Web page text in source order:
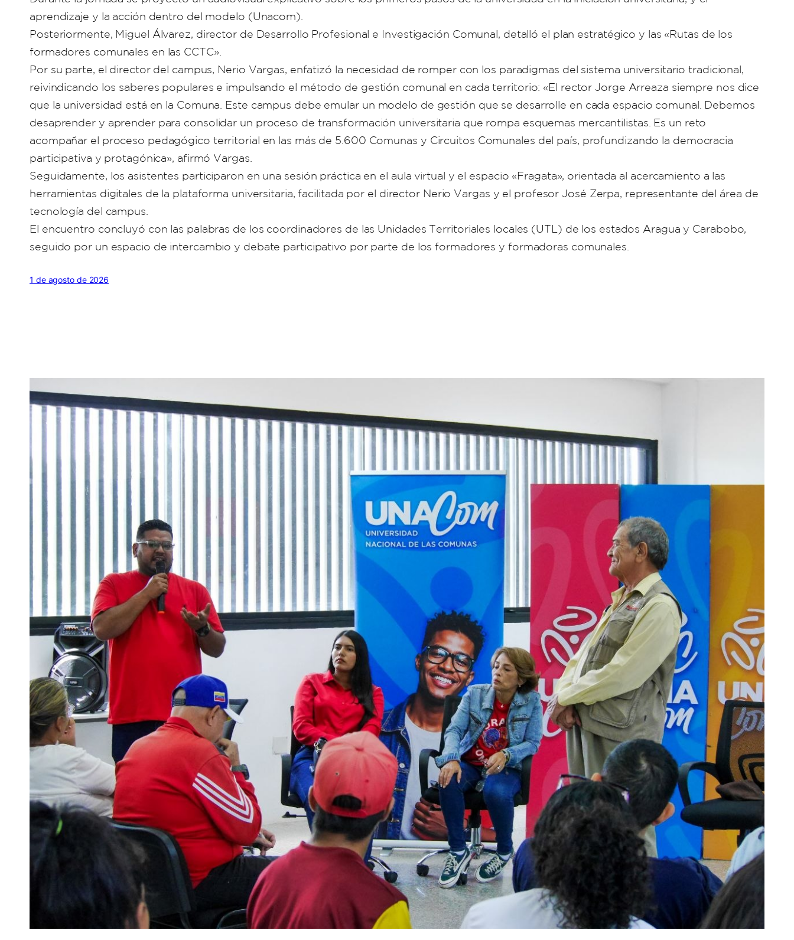
aprendizaje y la acción dentro del modelo (Unacom).
Posteriormente, Miguel Álvarez, director de Desarrollo Profesional e Investigación Comunal, detalló el plan estratégico y las «Rutas de los
formadores comunales en las CCTC».
Por su parte, el director del campus, Nerio Vargas, enfatizó la necesidad de romper con los paradigmas del sistema universitario tradicional,
reivindicando los saberes populares e impulsando el método de gestión comunal en cada territorio: «El rector Jorge Arreaza siempre nos dice
que la universidad está en la Comuna. Este campus debe emular un modelo de gestión que se desarrolle en cada espacio comunal. Debemos
desaprender y aprender para consolidar un proceso de transformación universitaria que rompa esquemas mercantilistas. Es un reto
acompañar el proceso pedagógico territorial en las más de 5.600 Comunas y Circuitos Comunales del país, profundizando la democracia
participativa y protagónica», afirmó Vargas.
Seguidamente, los asistentes participaron en una sesión práctica en el aula virtual y el espacio «Fragata», orientada al acercamiento a las
herramientas digitales de la plataforma universitaria, facilitada por el director Nerio Vargas y el profesor José Zerpa, representante del área de
tecnología del campus.
El encuentro concluyó con las palabras de los coordinadores de las Unidades Territoriales locales (UTL) de los estados Aragua y Carabobo,
seguido por un espacio de intercambio y debate participativo por parte de los formadores y formadoras comunales.
1 de agosto de 2026